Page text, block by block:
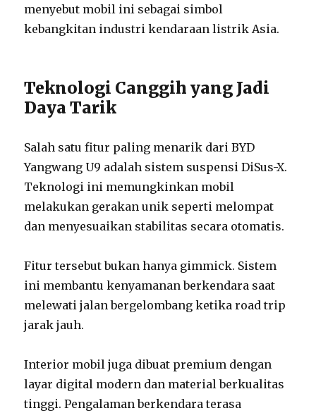
menyebut mobil ini sebagai simbol
kebangkitan industri kendaraan listrik Asia.
Teknologi Canggih yang Jadi
Daya Tarik
Salah satu fitur paling menarik dari BYD
Yangwang U9 adalah sistem suspensi DiSus-X.
Teknologi ini memungkinkan mobil
melakukan gerakan unik seperti melompat
dan menyesuaikan stabilitas secara otomatis.
Fitur tersebut bukan hanya gimmick. Sistem
ini membantu kenyamanan berkendara saat
melewati jalan bergelombang ketika road trip
jarak jauh.
Interior mobil juga dibuat premium dengan
layar digital modern dan material berkualitas
tinggi. Pengalaman berkendara terasa